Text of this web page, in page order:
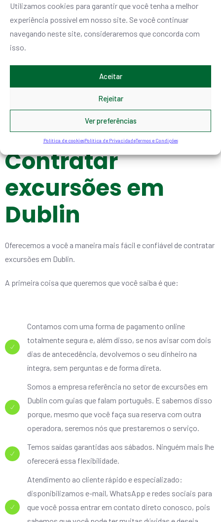
Utilizamos cookies para garantir que você tenha a melhor
experiência possível em nosso site. Se você continuar
navegando neste site, consideraremos que concorda com
isso.
Aceitar
Rejeitar
Ver preferências
Política de cookiesPolítica de PrivacidadeTermos e Condições
Também sugerimos excursões perto de Dublin, como a que o
leva a Kilkenny, pois em cerca de 7 horas o levamos até lá, você
conhece esta maravilhosa vila medieval e nós o trazemos de
volta.
Outra opção muito conveniente se você deseja fazer excursões
pelos arredores de Dublin é o nosso passeio por Howth e
Malahide, pois em 8 horas fazemos um tour muito completo
pela costa da capital, descobrindo o castelo de Malahide, o
Casino Marino e os penhascos e o porto da vila de Howth.
Contratar
excursões em
Dublin
Oferecemos a você a maneira mais fácil e confiável de contratar
excursões em Dublin.
A primeira coisa que queremos que você saiba é que:
Contamos com uma forma de pagamento online
totalmente segura e, além disso, se nos avisar com dois
dias de antecedência, devolvemos o seu dinheiro na
íntegra, sem perguntas e de forma direta.
Somos a empresa referência no setor de excursões em
Dublin com guias que falam português. E sabemos disso
porque, mesmo que você faça sua reserva com outra
operadora, seremos nós que prestaremos o serviço.
Temos saídas garantidas aos sábados. Ninguém mais lhe
oferecerá essa flexibilidade.
Atendimento ao cliente rápido e especializado:
disponibilizamos e-mail, WhatsApp e redes sociais para
que você possa entrar em contato direto conosco, pois